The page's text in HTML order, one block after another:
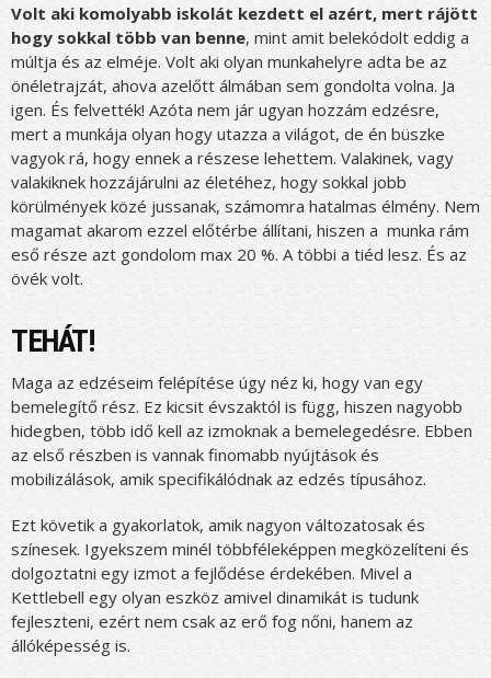
Volt aki komolyabb iskolát kezdett el azért, mert rájött
hogy sokkal több van benne, mint amit belekódolt eddig a
múltja és az elméje. Volt aki olyan munkahelyre adta be az
önéletrajzát, ahova azelőtt álmában sem gondolta volna. Ja
igen. És felvették! Azóta nem jár ugyan hozzám edzésre,
mert a munkája olyan hogy utazza a világot, de én büszke
vagyok rá, hogy ennek a részese lehettem. Valakinek, vagy
valakiknek hozzájárulni az életéhez, hogy sokkal jobb
körülmények közé jussanak, számomra hatalmas élmény. Nem
magamat akarom ezzel előtérbe állítani, hiszen a munka rám
eső része azt gondolom max 20 %. A többi a tiéd lesz. És az
övék volt.
TEHÁT!
Maga az edzéseim felépítése úgy néz ki, hogy van egy
bemelegítő rész. Ez kicsit évszaktól is függ, hiszen nagyobb
hidegben, több idő kell az izmoknak a bemelegedésre. Ebben
az első részben is vannak finomabb nyújtások és
mobilizálások, amik specifikálódnak az edzés típusához.
Ezt követik a gyakorlatok, amik nagyon változatosak és
színesek. Igyekszem minél többféleképpen megközelíteni és
dolgoztatni egy izmot a fejlődése érdekében. Mivel a
Kettlebell egy olyan eszköz amivel dinamikát is tudunk
fejleszteni, ezért nem csak az erő fog nőni, hanem az
állóképesség is.